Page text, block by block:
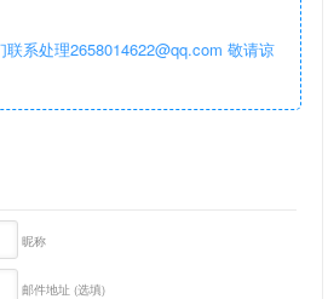
系处理2658014622@qq.com 敬请谅
昵称
邮件地址 (选填)